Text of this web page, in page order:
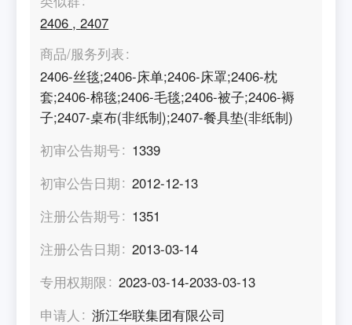
2406 ,2407
商品/服务列表
2406-丝毯;2406-床单;2406-床罩;2406-枕
套;2406-棉毯;2406-毛毯;2406-被子;2406-褥
子;2407-桌布(非纸制);2407-餐具垫(非纸制)
初审公告期号
1339
初审公告日期
2012-12-13
注册公告期号
1351
注册公告日期
2013-03-14
专用权期限
2023-03-14-2033-03-13
申请人
浙江华联集团有限公司